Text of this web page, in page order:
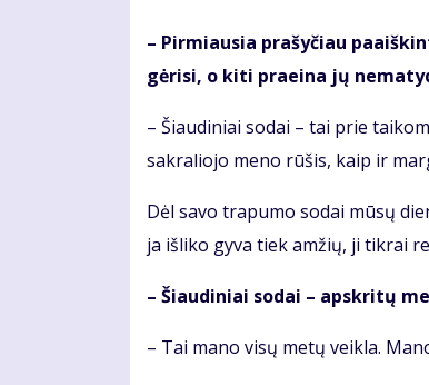
– Pir­miau­sia pra­šy­čiau
gė­ri­si, o ki­ti pra­ei­na jų
– Šiau­di­niai so­dai – tai prie
sak­ra­lio­jo me­no rū­šis, kaip ir
Dėl sa­vo tra­pu­mo so­dai mū­sų
ja iš­li­ko gy­va tiek am­žių, ji tik­rai
– Šiau­di­niai so­dai – ap­skri­tų
– Tai ma­no vi­sų me­tų veik­la.